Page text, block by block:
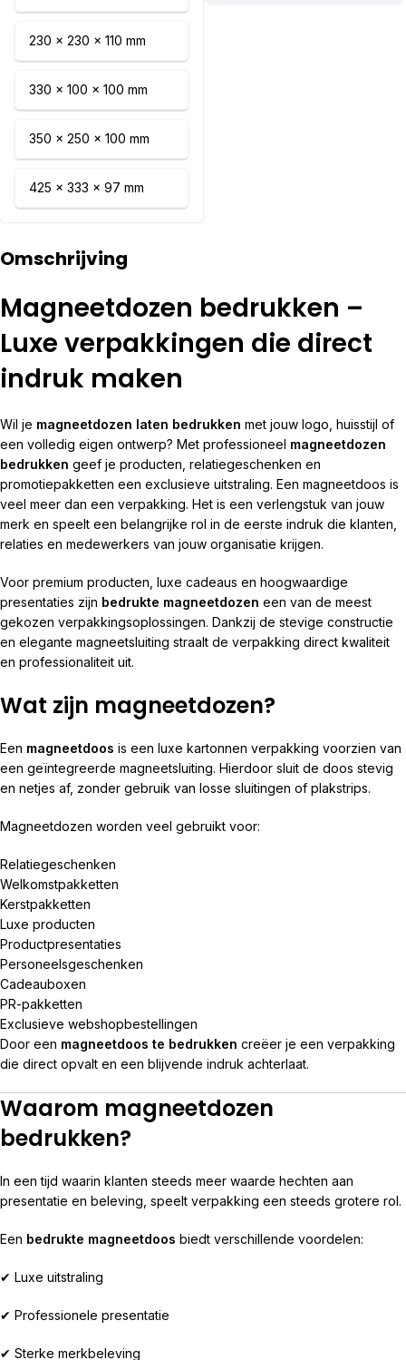
230 x 230 x 110 mm
330 x 100 x 100 mm
350 x 250 x 100 mm
425 x 333 x 97 mm
Omschrijving
Magneetdozen bedrukken –
Luxe verpakkingen die direct
indruk maken
Wil je magneetdozen laten bedrukken met jouw logo, huisstijl of
een volledig eigen ontwerp? Met professioneel magneetdozen
bedrukken geef je producten, relatiegeschenken en
promotiepakketten een exclusieve uitstraling. Een magneetdoos is
veel meer dan een verpakking. Het is een verlengstuk van jouw
merk en speelt een belangrijke rol in de eerste indruk die klanten,
relaties en medewerkers van jouw organisatie krijgen.
Voor premium producten, luxe cadeaus en hoogwaardige
presentaties zijn bedrukte magneetdozen een van de meest
gekozen verpakkingsoplossingen. Dankzij de stevige constructie
en elegante magneetsluiting straalt de verpakking direct kwaliteit
en professionaliteit uit.
Wat zijn magneetdozen?
Een magneetdoos is een luxe kartonnen verpakking voorzien van
een geïntegreerde magneetsluiting. Hierdoor sluit de doos stevig
en netjes af, zonder gebruik van losse sluitingen of plakstrips.
Magneetdozen worden veel gebruikt voor:
Relatiegeschenken
Welkomstpakketten
Kerstpakketten
Luxe producten
Productpresentaties
Personeelsgeschenken
Cadeauboxen
PR-pakketten
Exclusieve webshopbestellingen
Door een magneetdoos te bedrukken creëer je een verpakking
die direct opvalt en een blijvende indruk achterlaat.
Waarom magneetdozen
bedrukken?
In een tijd waarin klanten steeds meer waarde hechten aan
presentatie en beleving, speelt verpakking een steeds grotere rol.
Een bedrukte magneetdoos biedt verschillende voordelen:
✔ Luxe uitstraling
✔ Professionele presentatie
✔ Sterke merkbeleving